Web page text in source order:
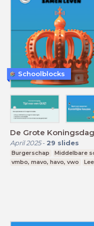
De Grote
April 2025- 29 slides
Burgerschap Middelbare
vmbo, mavo, havo, vwo
Schoolblocks